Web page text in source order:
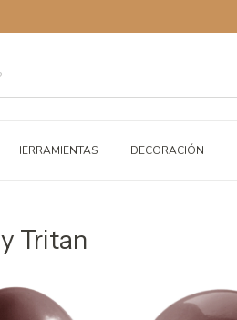
HERRAMIENTAS DECORACIÓN
Tritan